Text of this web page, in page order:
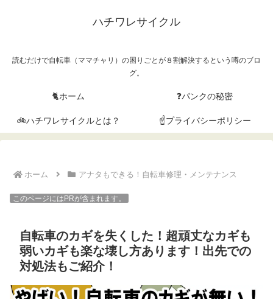
ハチワレサイクル
読むだけで自転車（ママチャリ）の困りごとが８割解決するという噂のブロ
グ。
🐈ホーム ❓パンクの秘密
🚲ハチワレサイクルとは？ ☝プライバシーポリシー
ホーム アナタもできる！自転車修理・メンテナンス
このページにはPRが含まれます。
自転車のカギを失くした！超頑丈なカギも
弱いカギも楽な壊し方あります！出先での
対処法もご紹介！